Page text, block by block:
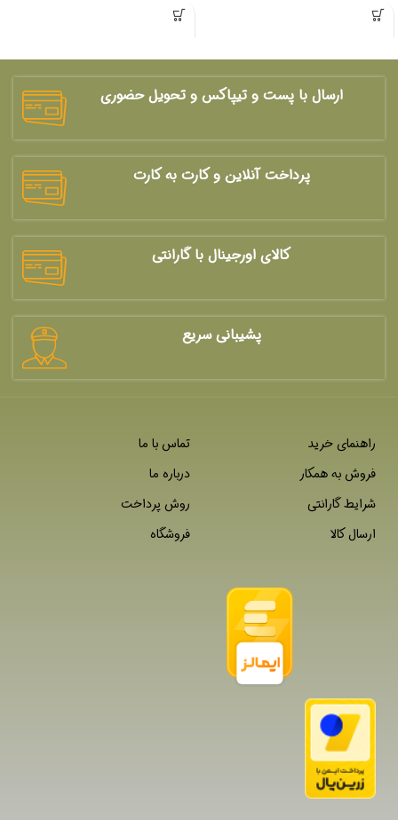
ارسال با پست و تیپاکس و تحویل حضوری
پرداخت آنلاین و کارت به کارت
کالای اورجینال با گارانتی
پشیبانی سریع
راهنمای خرید
فروش به همکار
شرایط گارانتی
ارسال کالا
تماس با ما
درباره ما
روش پرداخت
فروشگاه